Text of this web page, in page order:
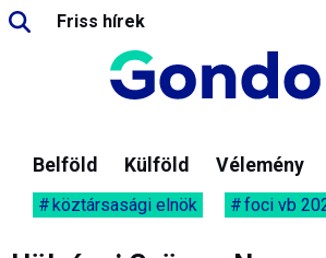
Friss hírek
Belföld Külföld Vélemény
köztársasági elnök foci vb